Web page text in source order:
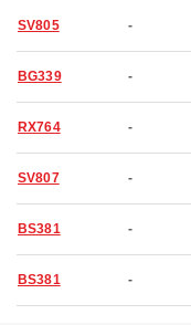
SV805 -
BG339 -
RX764 -
SV807 -
BS381 -
BS381 -